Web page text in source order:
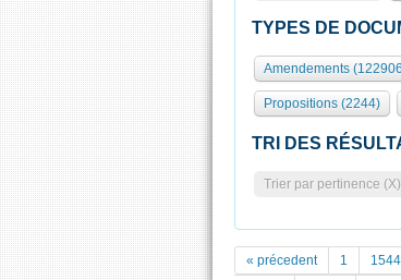
TYPES DE
Amendements
Propositions (2244)
TRI DES
Trier par pertinence (X)
« précedent 1